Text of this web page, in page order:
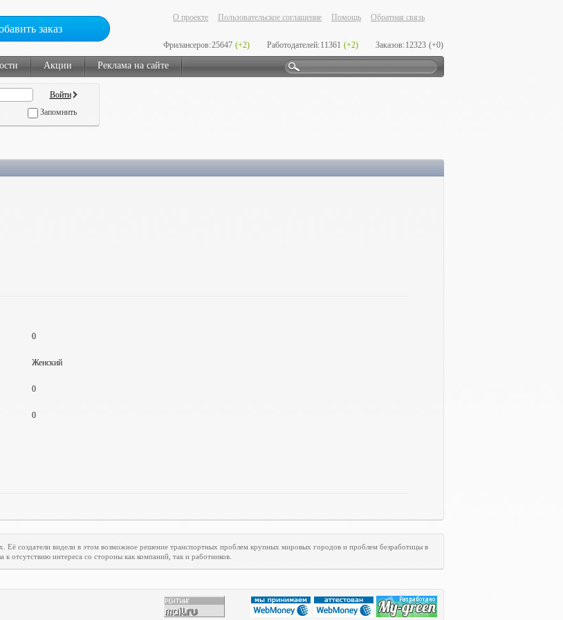
заказ
О проекте Пользовательское соглашение Помощь Обратная связь
Фрилансеров:25647 (+2) Работодателей:11361 (+2) Заказов:12323 (+0)
Акции Реклама на сайте
Запомнить
0
Женский
0
0
Её создатели видели в этом возможное решение транспортных проблем крупных мировых городов и проблем безработицы в
отсутствию интереса со стороны как компаний, так и работников.